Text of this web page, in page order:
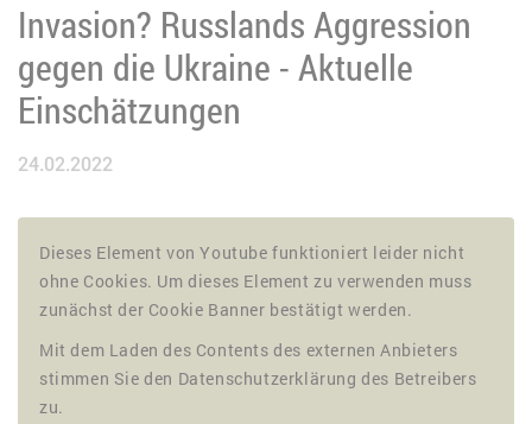
Invasion? Russlands Aggression
gegen die Ukraine - Aktuelle
Einschätzungen
24.02.2022
Dieses Element von Youtube funktioniert leider nicht
ohne Cookies. Um dieses Element zu verwenden muss
zunächst der Cookie Banner bestätigt werden.
Mit dem Laden des Contents des externen Anbieters
stimmen Sie den Datenschutzerklärung des Betreibers
zu.